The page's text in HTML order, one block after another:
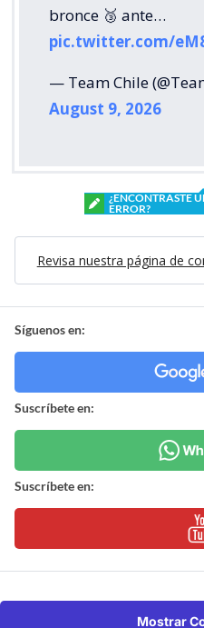
bronce 🥉 ante…
pic.twitter.com/
— Team Chile
August 9, 2026
¿ENCONTRASTE
ERROR?
Revisa nuestra página de
Síguenos en:
Suscríbete en:
Suscríbete en:
Mostrar